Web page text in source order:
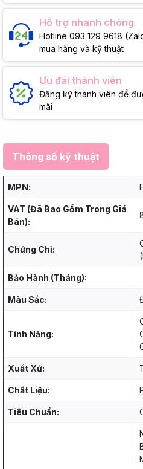
Hỗ trợ nhanh chóng
Hotline 093 129 9618
mua hàng và kỹ thuật
Ưu đãi thành viên
Đăng ký thành viên để
mãi
Thông số kỹ thuật
MPN:
VAT (Đã Bao Gồm Trong Giá
Bán):
Chứng Chỉ:
Bảo Hành (Tháng):
Màu Sắc:
Tính Năng:
Xuất Xứ:
Chất Liệu:
Tiêu Chuẩn: